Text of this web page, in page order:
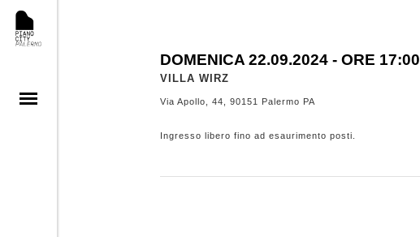
DOMENICA 22.09.2024 - ORE 17:00
VILLA WIRZ
Via Apollo, 44, 90151 Palermo PA
Ingresso libero fino ad esaurimento posti.